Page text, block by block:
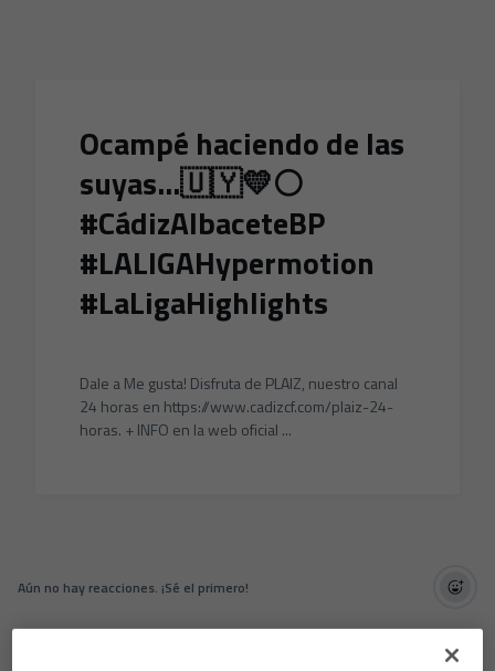
Ocampé haciendo de las
suyas...🇺🇾💛⚪
#CádizAlbaceteBP
#LALIGAHypermotion
#LaLigaHighlights
Dale a Me gusta! Disfruta de PLAIZ, nuestro canal
24 horas en https://www.cadizcf.com/plaiz-24-
horas. + INFO en la web oficial ...
Aún no hay reacciones. ¡Sé el primero!